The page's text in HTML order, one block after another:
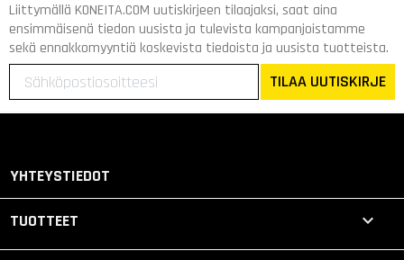
Liittymällä KONEITA.COM uutiskirjeen tilaajaksi, saat aina
ensimmäisenä tiedon uusista ja tulevista kampanjoistamme
sekä ennakkomyyntiä koskevista tiedoista ja uusista tuotteista.
TILAA UUTISKIRJE
YHTEYSTIEDOT
TUOTTEET 